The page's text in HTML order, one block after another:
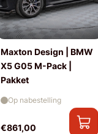
Maxton Design | BMW
X5 G05 M-Pack |
Pakket
€861,00
Op nabestelling